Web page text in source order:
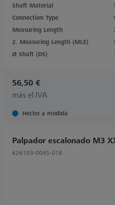
Shaft Material
Connection Type
Measuring Length
2. Measuring Length (MLE)
Ø Shaft (DS)
56,50 €
más el IVA
Hecho a medida
Palpador escalonado M3
626103-0045-018